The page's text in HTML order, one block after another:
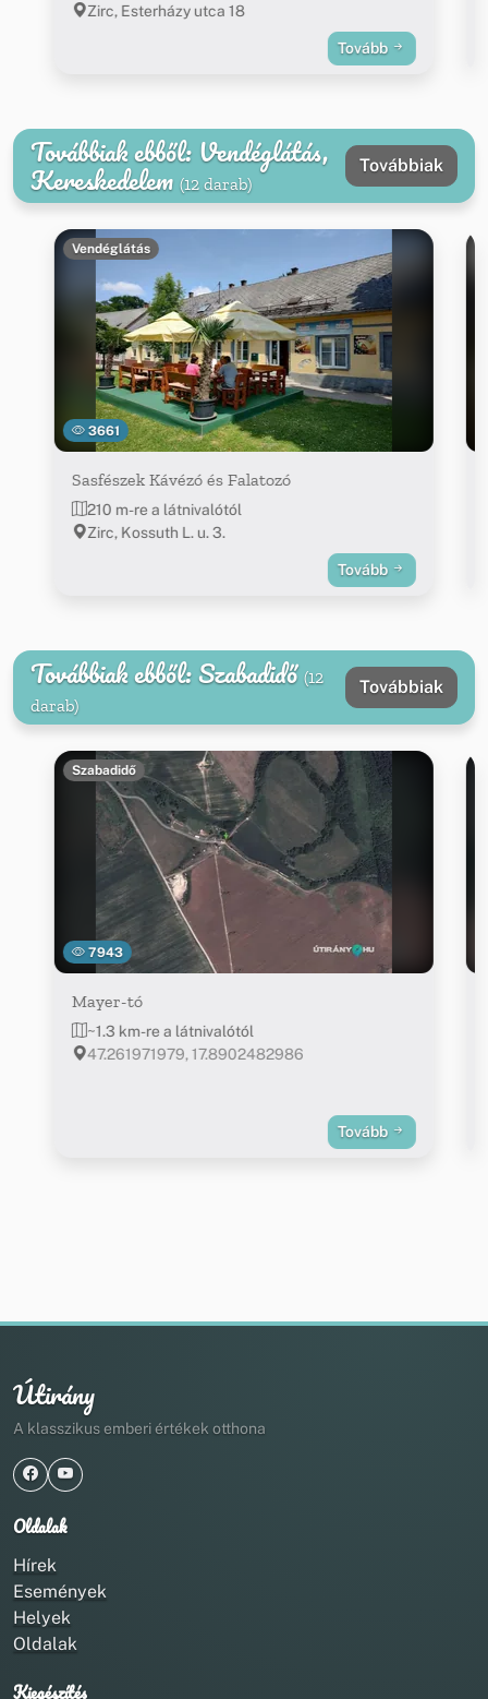
Zirc, Esterházy utca 18
Tovább
Továbbiak ebből: Vendéglátás,
Kereskedelem (12 darab)
Továbbiak
3661
Vendéglátás
Sasfészek Kávézó és Falatozó
210 m-re a látnivalótól
Zirc, Kossuth L. u. 3.
Tovább
Továbbiak ebből: Szabadidő (12
darab)
Továbbiak
7943
Szabadidő
Mayer-tó
~1.3 km-re a látnivalótól
47.261971979, 17.8902482986
Tovább
Útirány
A klasszikus emberi értékek otthona
Oldalak
Hírek
Események
Helyek
Oldalak
Kiegészítés